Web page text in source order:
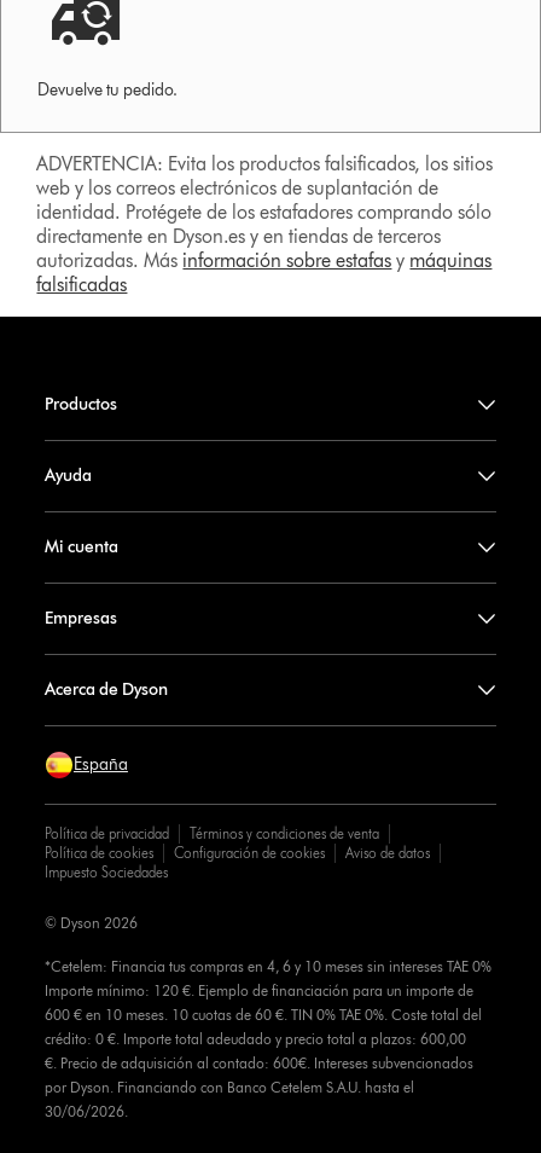
Devuelve tu pedido.
ADVERTENCIA: Evita los productos falsificados, los sitios
web y los correos electrónicos de suplantación de
identidad. Protégete de los estafadores comprando sólo
directamente en Dyson.es y en tiendas de terceros
autorizadas. Más información sobre estafas y máquinas
falsificadas
Productos
Ayuda
Mi cuenta
Empresas
Acerca de Dyson
España
Política de privacidad
Términos y condiciones de venta
Política de cookies
Configuración de cookies
Aviso de datos
Impuesto Sociedades
*Cetelem: Financia tus compras en 4, 6 y 10 meses sin intereses TAE 0%
Importe mínimo: 120 €. Ejemplo de financiación para un importe de
600 € en 10 meses. 10 cuotas de 60 €. TIN 0% TAE 0%. Coste total del
crédito: 0 €. Importe total adeudado y precio total a plazos: 600,00
€. Precio de adquisición al contado: 600€. Intereses subvencionados
por Dyson. Financiando con Banco Cetelem S.A.U. hasta el
30/06/2026.
© Dyson 2026